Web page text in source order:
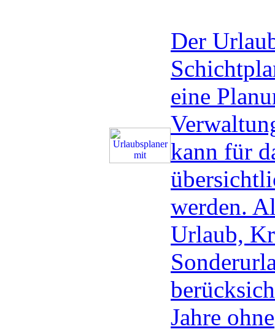
Der
eine
kann für
werden.
Urlaub,
Jahre ohne